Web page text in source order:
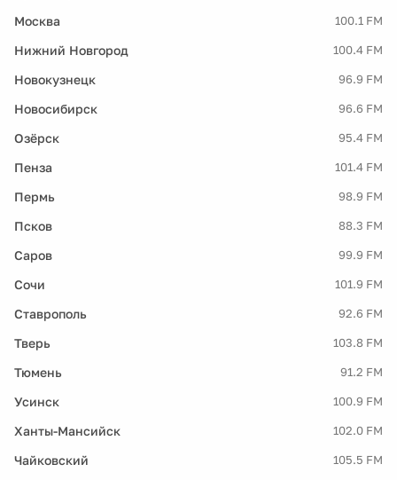
Москва 100.1 FM
Нижний Новгород 100.4 FM
Новокузнецк 96.9 FM
Новосибирск 96.6 FM
Озёрск 95.4 FM
Пенза 101.4 FM
Пермь 98.9 FM
Псков 88.3 FM
Саров 99.9 FM
Сочи 101.9 FM
Ставрополь 92.6 FM
Тверь 103.8 FM
Тюмень 91.2 FM
Усинск 100.9 FM
Ханты-Мансийск 102.0 FM
Чайковский 105.5 FM